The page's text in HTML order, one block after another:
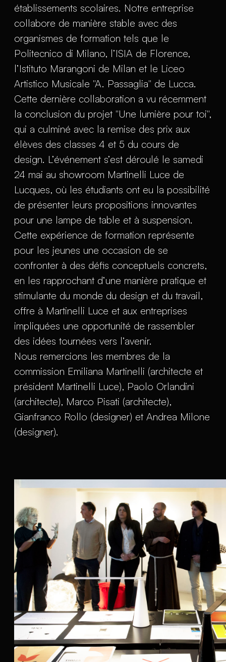
établissements scolaires. Notre entreprise
collabore de manière stable avec des
organismes de formation tels que le
Politecnico di Milano, l’ISIA de Florence,
l’Istituto Marangoni de Milan et le Liceo
Artistico Musicale "A. Passaglia" de Lucca.
Cette dernière collaboration a vu récemment
la conclusion du projet "Une lumière pour toi",
qui a culminé avec la remise des prix aux
élèves des classes 4 et 5 du cours de
design. L’événement s’est déroulé le samedi
24 mai au showroom Martinelli Luce de
Lucques, où les étudiants ont eu la possibilité
de présenter leurs propositions innovantes
pour une lampe de table et à suspension.
Cette expérience de formation représente
pour les jeunes une occasion de se
confronter à des défis conceptuels concrets,
en les rapprochant d’une manière pratique et
stimulante du monde du design et du travail,
offre à Martinelli Luce et aux entreprises
impliquées une opportunité de rassembler
des idées tournées vers l’avenir.
Nous remercions les membres de la
commission Emiliana Martinelli (architecte et
président Martinelli Luce), Paolo Orlandini
(architecte), Marco Pisati (architecte),
Gianfranco Rollo (designer) et Andrea Milone
(designer).